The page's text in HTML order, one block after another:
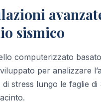
sismico
computerizzato
per analizzare
stress lungo le faglie di